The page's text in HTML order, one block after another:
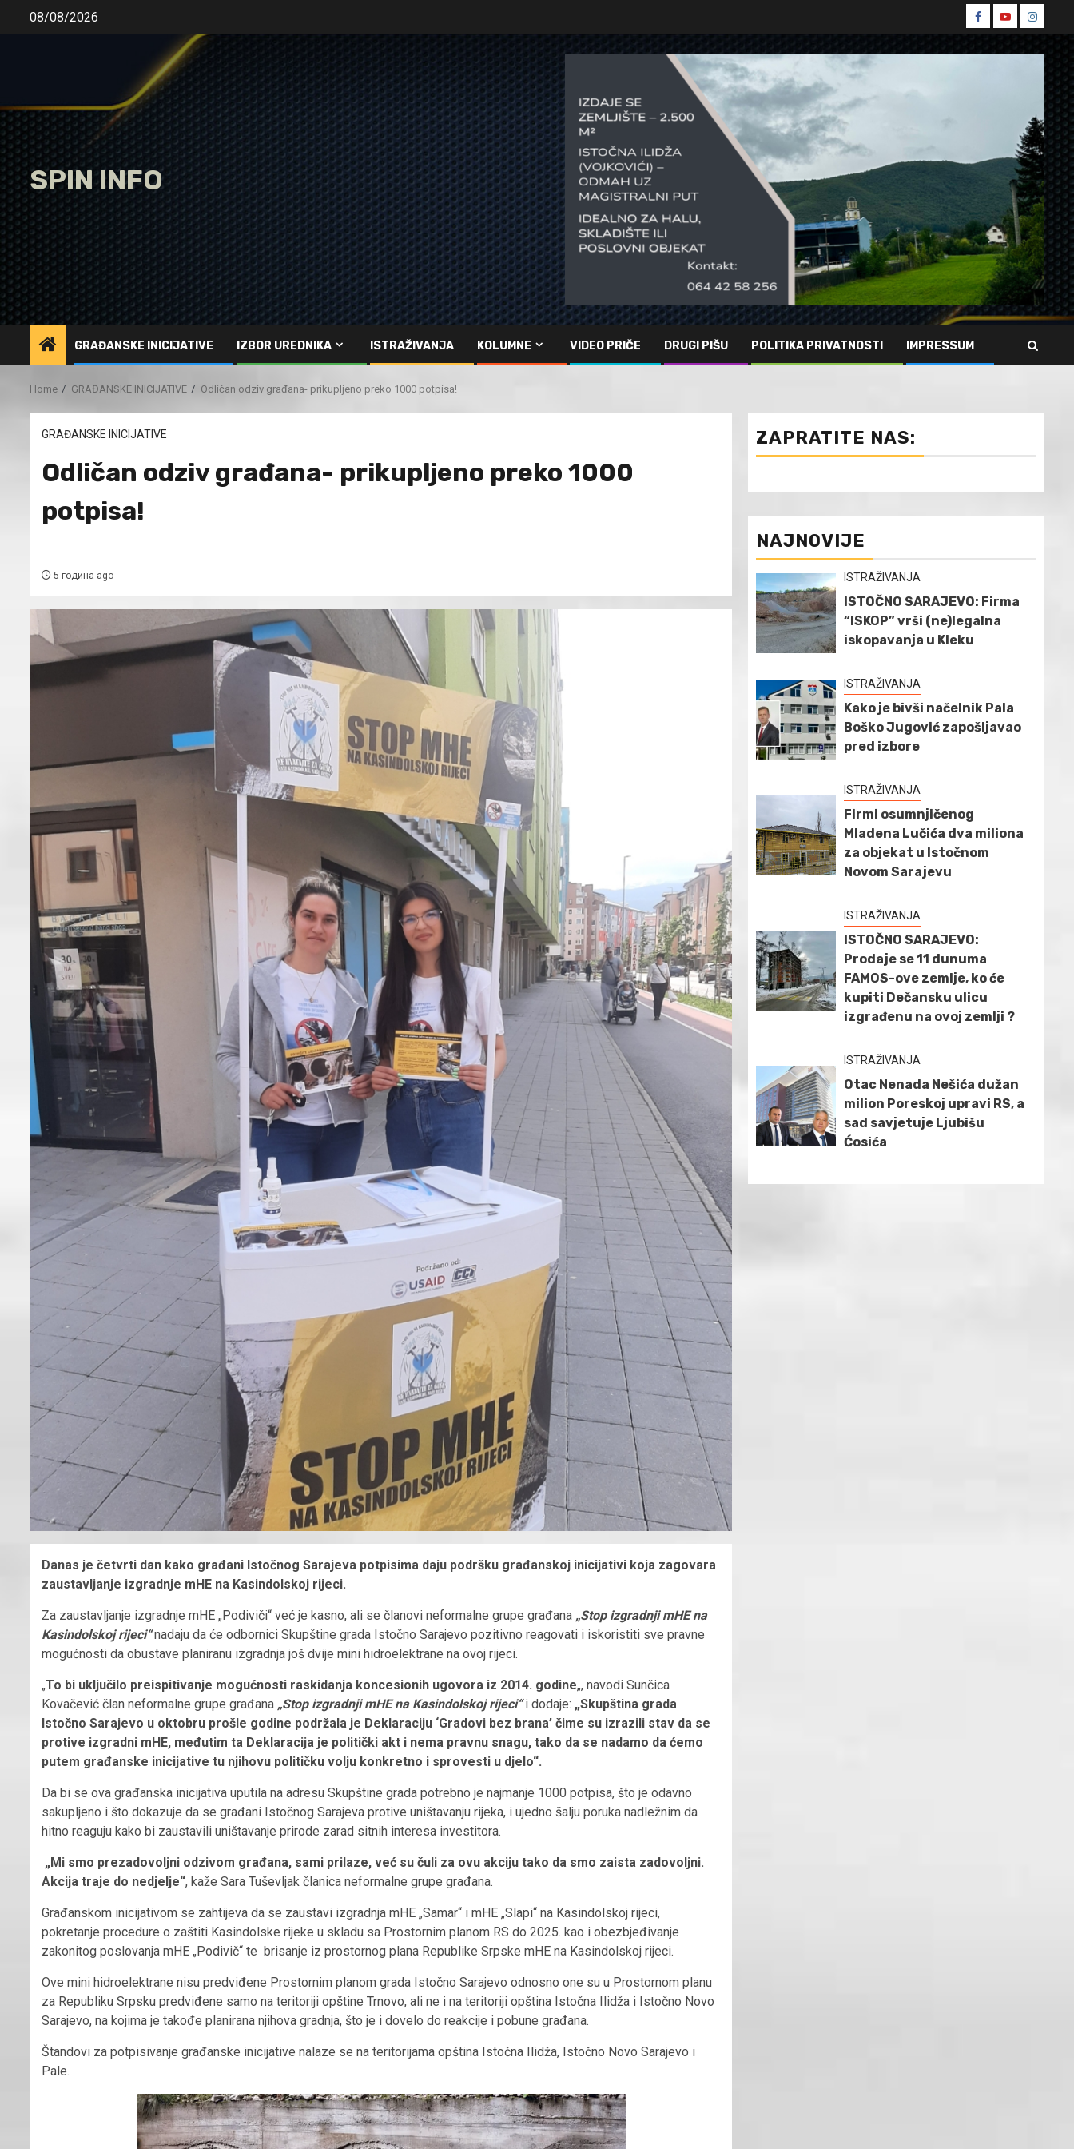
08/08/2026
Spin
Facebook
Spin
Youtube
Spin
SPIN INFO
GRAĐANSKE INICIJATIVE IZBOR UREDNIKA ISTRAŽIVANJA KOLUMNE VIDEO PRIČE DRUGI PIŠU POLITIKA PRIVATNOSTI IMPRESSUM
Home GRAĐANSKE INICIJATIVE Odličan odziv građana- prikupljeno preko 1000 potpisa!
GRAĐANSKE INICIJATIVE
Odličan odziv građana- prikupljeno preko 1000
potpisa!
5 година ago
Danas je četvrti dan kako građani Istočnog Sarajeva potpisima daju podršku građanskoj inicijativi koja zagovara
zaustavljanje izgradnje mHE na Kasindolskoj rijeci.
Za zaustavljanje izgradnje mHE „Podiviči“ već je kasno, ali se članovi neformalne grupe građana „Stop izgradnji mHE na
Kasindolskoj rijeci“nadaju da će odbornici Skupštine grada Istočno Sarajevo pozitivno reagovati i iskoristiti sve pravne
mogućnosti da obustave planiranu izgradnja još dvije mini hidroelektrane na ovoj rijeci.
„To bi uključilo preispitivanje mogućnosti raskidanja koncesionih ugovora iz 2014. godine„, navodi Sunčica
Kovačević član neformalne grupe građana „Stop izgradnji mHE na Kasindolskoj rijeci“i dodaje: „Skupština grada
Istočno Sarajevo u oktobru prošle godine podržala je Deklaraciju ‘Gradovi bez brana’ čime su izrazili stav da se
protive izgradni mHE, međutim ta Deklaracija je politički akt i nema pravnu snagu, tako da se nadamo da ćemo
putem građanske inicijative tu njihovu političku volju konkretno i sprovesti u djelo“.
Da bi se ova građanska inicijativa uputila na adresu Skupštine grada potrebno je najmanje 1000 potpisa, što je odavno
sakupljeno i što dokazuje da se građani Istočnog Sarajeva protive uništavanju rijeka, i ujedno šalju poruka nadležnim da
hitno reaguju kako bi zaustavili uništavanje prirode zarad sitnih interesa investitora.
„Mi smo prezadovoljni odzivom građana, sami prilaze, već su čuli za ovu akciju tako da smo zaista zadovoljni.
Akcija traje do nedjelje“, kaže Sara Tuševljak članica neformalne grupe građana.
Građanskom inicijativom se zahtijeva da se zaustavi izgradnja mHE „Samar“ i mHE „Slapi“ na Kasindolskoj rijeci,
pokretanje procedure o zaštiti Kasindolske rijeke u skladu sa Prostornim planom RS do 2025. kao i obezbjeđivanje
zakonitog poslovanja mHE „Podivič“ te brisanje iz prostornog plana Republike Srpske mHE na Kasindolskoj rijeci.
Ove mini hidroelektrane nisu predviđene Prostornim planom grada Istočno Sarajevo odnosno one su u Prostornom planu
za Republiku Srpsku predviđene samo na teritoriji opštine Trnovo, ali ne i na teritoriji opština Istočna Ilidža i Istočno Novo
Sarajevo, na kojima je takođe planirana njihova gradnja, što je i dovelo do reakcije i pobune građana.
Štandovi za potpisivanje građanske inicijative nalaze se na teritorijama opština Istočna Ilidža, Istočno Novo Sarajevo i
Pale.
ZAPRATITE NAS:
NAJNOVIJE
ISTRAŽIVANJA
ISTOČNO SARAJEVO: Firma
“ISKOP” vrši (ne)legalna
iskopavanja u Kleku
ISTRAŽIVANJA
Kako je bivši načelnik Pala
Boško Jugović zapošljavao
pred izbore
ISTRAŽIVANJA
Firmi osumnjičenog
Mladena Lučića dva miliona
za objekat u Istočnom
Novom Sarajevu
ISTRAŽIVANJA
ISTOČNO SARAJEVO:
Prodaje se 11 dunuma
FAMOS-ove zemlje, ko će
kupiti Dečansku ulicu
izgrađenu na ovoj zemlji ?
ISTRAŽIVANJA
Otac Nenada Nešića dužan
milion Poreskoj upravi RS, a
sad savjetuje Ljubišu
Ćosića